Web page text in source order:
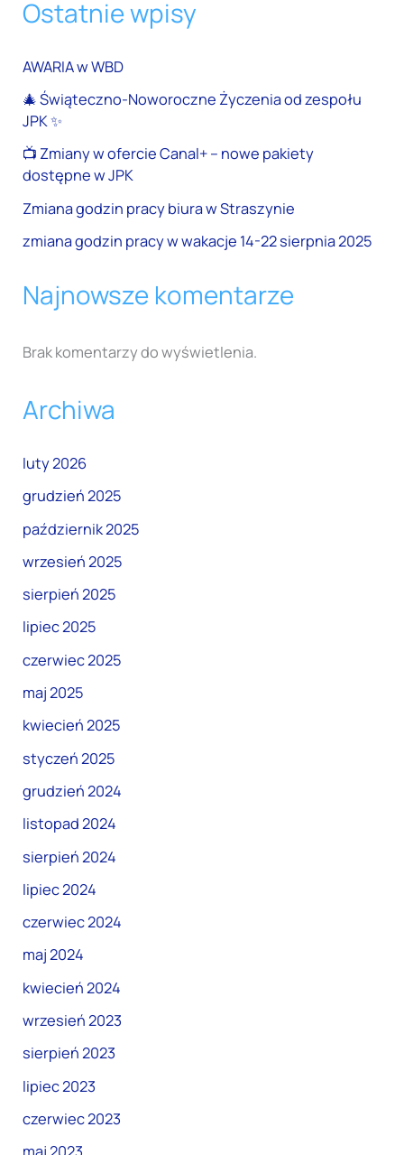
Ostatnie wpisy
AWARIA w WBD
🎄 Świąteczno-Noworoczne Życzenia od zespołu
JPK ✨
📺 Zmiany w ofercie Canal+ – nowe pakiety
dostępne w JPK
Zmiana godzin pracy biura w Straszynie
zmiana godzin pracy w wakacje 14-22 sierpnia 2025
Najnowsze komentarze
Brak komentarzy do wyświetlenia.
Archiwa
luty 2026
grudzień 2025
październik 2025
wrzesień 2025
sierpień 2025
lipiec 2025
czerwiec 2025
maj 2025
kwiecień 2025
styczeń 2025
grudzień 2024
listopad 2024
sierpień 2024
lipiec 2024
czerwiec 2024
maj 2024
kwiecień 2024
wrzesień 2023
sierpień 2023
lipiec 2023
czerwiec 2023